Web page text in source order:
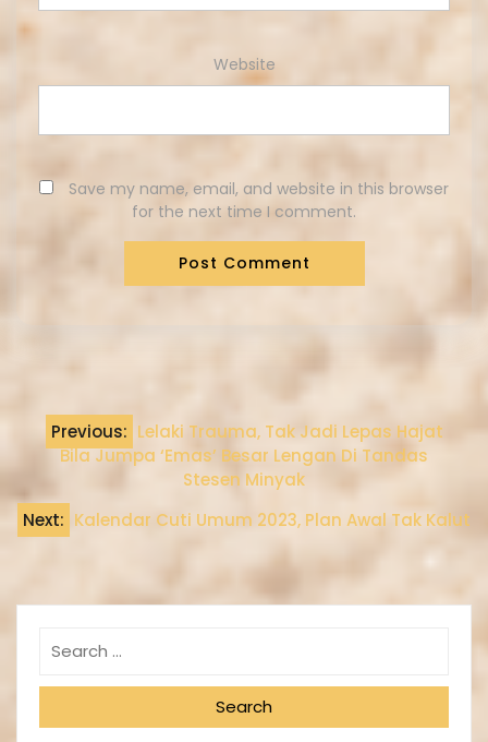
Website
Save my name, email, and website in this browser
for the next time I comment.
Previous: Lelaki Trauma, Tak Jadi Lepas Hajat
Bila Jumpa ‘Emas’ Besar Lengan Di Tandas
Stesen Minyak
Next: Kalendar Cuti Umum 2023, Plan Awal Tak Kalut
Search